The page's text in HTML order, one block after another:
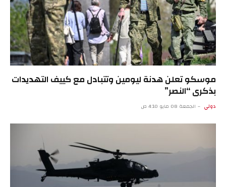
موسكو تعلن هدنة ليومين وتتبادل مع كييف التهديدات
بذكرى “النصر”
دولي الجمعة 08 مايو 4:10 ص